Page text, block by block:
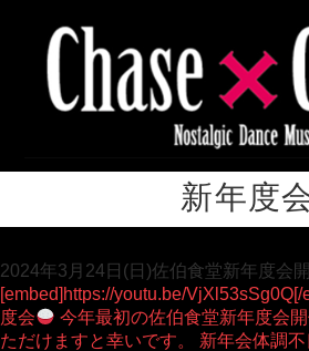
新年度
2024年3月24日(日)佐伯食堂新年度会
[embed]https://youtu.be/VjXl53sSg0Q[/
度会
今年最初の佐伯食堂新年度会
ただけますと幸いです。 新年会体調